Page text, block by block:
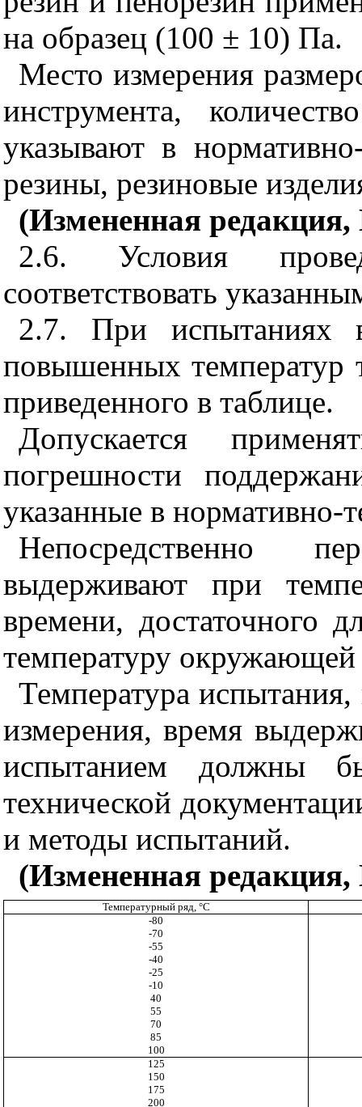
на образец (100 ± 10) Па.
Место измерения
инструмента,
указывают в
резины, резиновые
(Измененная
2.6. Условия
соответствовать
2.7. При испытаниях
повышенных температур
приведенного в таблице.
Допускается
погрешности
указанные в нормативно-
Непосредственно
выдерживают при
времени, достаточного
температуру
Температура
измерения, время
испытанием должны
технической
и методы испытаний.
(Измененная
Температурный ряд, °С
-80
-70
-55
-40
-25
-10
40
55
70
85
100
125
150
175
200